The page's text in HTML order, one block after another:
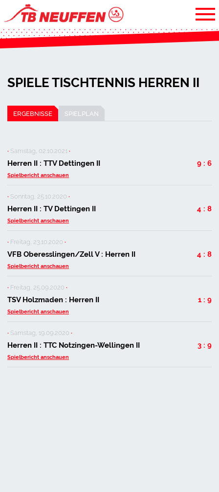
SPIELE TISCHTENNIS HERREN II
ERGEBNISSE SPIELPLAN
· Samstag, 02.10.2021 ·
9 : 6
Herren II : TTV Dettingen II
Spielbericht anschauen
· Sonntag, 25.10.2020 ·
4 : 8
Herren II : TV Dettingen II
Spielbericht anschauen
· Freitag, 23.10.2020 ·
4 : 8
VFB Oberesslingen/Zell V : Herren II
Spielbericht anschauen
· Freitag, 25.09.2020 ·
1 : 9
TSV Holzmaden : Herren II
Spielbericht anschauen
· Samstag, 19.09.2020 ·
3 : 9
Herren II : TTC Notzingen-Wellingen II
Spielbericht anschauen